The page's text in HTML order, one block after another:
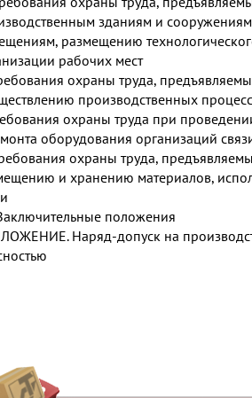
зданиям и
размещению
рабочих мест
охраны труда,
производственных
охраны труда при
оборудования организаций
охраны труда,
и хранению материалов,
положения
Наряд-допуск на